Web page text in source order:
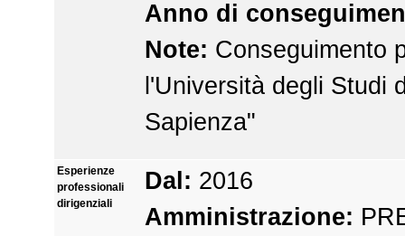
Anno di
Note: Conseguimento
l'Università degli Studi
Sapienza"
Esperienze
professionali
dirigenziali
Dal: 2016
Amministrazione: